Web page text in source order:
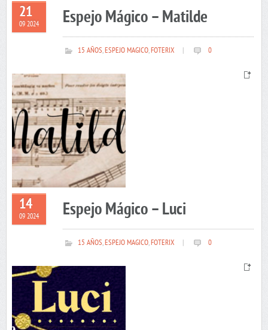
21
09 2024 Espejo Mágico – Matilde
15 AÑOS,ESPEJO MAGICO,FOTERIX 0
14
09 2024 Espejo Mágico – Luci
15 AÑOS,ESPEJO MAGICO,FOTERIX 0